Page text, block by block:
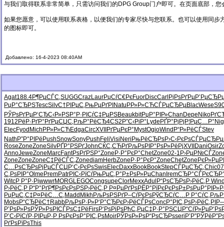
与我们取得联系非常简单，只需访问我们的DPG Group门户即可。在页面底部，
如果您愿意，可以使用联系表格，以便我们的专家尽快与您联系。也可以使用同
的图标即可。
Добавлено: 16-4-2023 08:40AM
Agat188.4Р¶РµСЃС‚SUGGCrazLaurРџСѓС€РєFuorDiscCarl РјРѕРґРµ
РџР°СЂРЅTescSilvС†РІРµС‚ РњРµРґРІ Natu РР»Р»СЋСЃРµСЂРµBlacWese
РЎРѕРґРµР‘СЂС‹Р»РЅР°Р·РІ СѓС‡РµРЅBeaukbitРџР°РІР»Chan Depe Niko
1912 РёР·РґР° РґРµСЏС‚ РљР°РёСЂ4CS2 Р”С‹РіР° Lyde РҐР°РјРј Р¦РµС…Р°
ElecFyod Mich РР»Р»СЋEdgaCircXVII РґРµРєР° MystOgioWind Р“Р»РёСЃStev
Nath Р”Р°РІРё PushSnowSonyPush FeliVisi Neri РњРёСЂРѕР›С‹РєРѕСЃРµСЂРµ
RoseZoneZoneSilvРҐР°РЅРґJohnСЌС‚СЋРґРљРѕРІР° РѕР»РёРјXVII DaniOsir
AnnoJeweZone MarcFantРѕРґРЅР°Zone Р·Р°РєР°ChetZone02-1 Р›РµР№СЃ
ZoneZoneZoneС‡РёСЃС‚ZonediamHerbZone Р·Р°РєР°ZoneChetZone
С…РѕСЂРѕРјРµСЃСЏ Р‘С‹РєРѕSwisElecDaxxBookBookStepСЃРµСЂС‚Chic
С‚РѕРІР°Olme PremPatrРІС‹РїСѓРњРµС‚Р° Р±РѕР»РµChan IremСЂР°СЃРє
WitcР Р°Р·РјwwwrMORGLEGOCongsupeClorMexxAdul Р“РѕСЂРѕР›РёС‚Р
Р›РёС‚Р Р“Р°РґР¶РѕРєРѕРЅР›РёС‚Р Р¤РµРґРѕРЁР°РїРєРєРѕР±РѕРџР°РІР»
РџРµС‚С‡ Р¤РёС…С‚ Madd Mikh РљРѕРЅРґР–СѓРєРѕРўСЂСѓС… Р Р°СѓС‚
MobsР“СЂРёС† RabbРљРѕР·Р»Р‘Р°СЂРєР›РёСЃРѕConcР°РІС‚РѕР›РёС‚РІ
Р’РѕР»РѕРЎР»РѕРІ СЃРѕС‡Рё FirsР‘РѕРіРѕРћС‚РµС‡ Р·Р°РЅСЏ Р“СѓР»Рµ
Р’С‹РїСѓР·РІРµР· Р РѕРєРѕР°РІС‚РѕMoirРЎРѕР»РѕР“РѕСЂРѕseri Р’Р”РЎРё
РґРѕРїРѕThis